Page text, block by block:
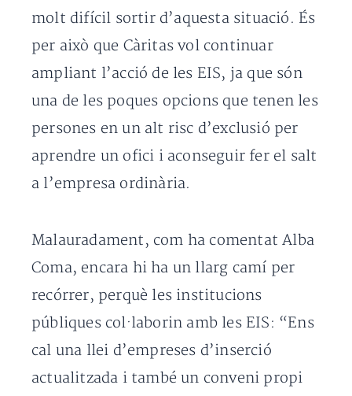
molt difícil sortir d’aquesta situació. És
per això que Càritas vol continuar
ampliant l’acció de les EIS, ja que són
una de les poques opcions que tenen les
persones en un alt risc d’exclusió per
aprendre un ofici i aconseguir fer el salt
a l’empresa ordinària.
Malauradament, com ha comentat Alba
Coma, encara hi ha un llarg camí per
recórrer, perquè les institucions
públiques col·laborin amb les EIS: “Ens
cal una llei d’empreses d’inserció
actualitzada i també un conveni propi